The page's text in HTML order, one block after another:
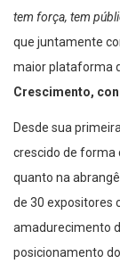
tem força, tem
que juntamente
maior plataforma
Crescimento,
Desde sua
crescido de forma
quanto na
de 30 expositores
amadurecimento
posicionamento